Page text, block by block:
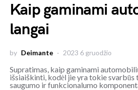
Kaip gaminami
langai
by Deimante 2023 6 gruodžio
Supratimas, kaip gaminami
išsiaiškinti, kodėl jie yra tokie svarbūs
saugumo ir funkcionalumo